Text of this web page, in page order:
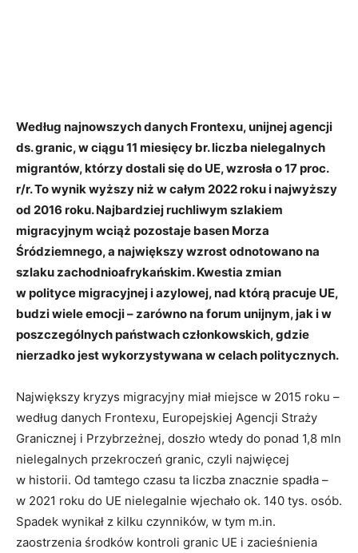
Według najnowszych danych Frontexu, unijnej agencji
ds. granic, w ciągu 11 miesięcy br. liczba nielegalnych
migrantów, którzy dostali się do UE, wzrosła o 17 proc.
r/r. To wynik wyższy niż w całym 2022 roku i najwyższy
od 2016 roku. Najbardziej ruchliwym szlakiem
migracyjnym wciąż pozostaje basen Morza
Śródziemnego, a największy wzrost odnotowano na
szlaku zachodnioafrykańskim. Kwestia zmian
w polityce migracyjnej i azylowej, nad którą pracuje UE,
budzi wiele emocji – zarówno na forum unijnym, jak i w
poszczególnych państwach członkowskich, gdzie
nierzadko jest wykorzystywana w celach politycznych.
Największy kryzys migracyjny miał miejsce w 2015 roku –
według danych Frontexu, Europejskiej Agencji Straży
Granicznej i Przybrzeżnej, doszło wtedy do ponad 1,8 mln
nielegalnych przekroczeń granic, czyli najwięcej
w historii. Od tamtego czasu ta liczba znacznie spadła –
w 2021 roku do UE nielegalnie wjechało ok. 140 tys. osób.
Spadek wynikał z kilku czynników, w tym m.in.
zaostrzenia środków kontroli granic UE i zacieśnienia